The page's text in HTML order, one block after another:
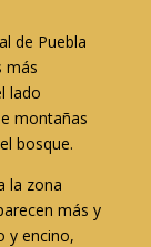
de Puebla
más
lado
montañas
bosque.
la zona
más y
y encino,